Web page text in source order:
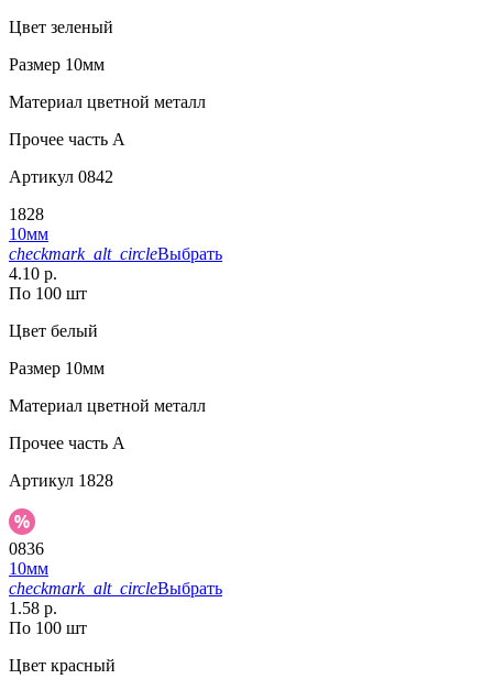
Цвет зеленый
Размер 10мм
Материал цветной металл
Прочее часть A
Артикул 0842
1828
10мм
checkmark_alt_circleВыбрать
4.10 р.
По 100 шт
Цвет белый
Размер 10мм
Материал цветной металл
Прочее часть A
Артикул 1828
0836
10мм
checkmark_alt_circleВыбрать
1.58 р.
По 100 шт
Цвет красный